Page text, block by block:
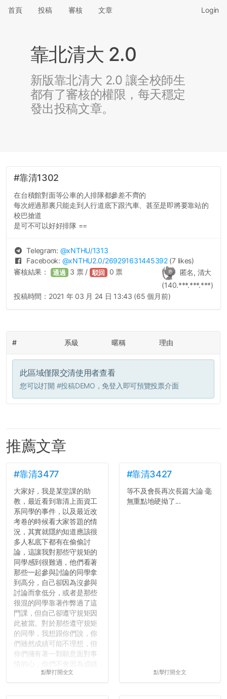
首頁 投稿 審核 文章 Login
靠北清大 2.0
新版靠北清大 2.0 讓全校師生
都有了審核的權限，每天穩定
發出投稿文章。
#靠清1302
在台積館對面等公車的人排隊都參差不齊的
每次經過那裏只能走到人行道底下跟汽車、甚至是即將要靠站的
校巴搶道
是可不可以好好排隊 ==
Telegram: @xNTHU/1313
Facebook: @xNTHU2.0/269291631445392 (7 likes)
匿名, 清大
(140.***.***.***)
審核結果： 通過 3 票 / 駁回 0 票
投稿時間： 2021 年 03 月 24 日 13:43 (65 個月前)
# 系級 暱稱 理由
此區域僅限交清使用者查看
您可以打開 #投稿DEMO ，免登入即可預覽投票介面
推薦文章
#靠清3477
大家好，我是某堂課的助
教，最近看到靠清上面資工
系同學的事件，以及最近改
考卷的時候看大家答題的情
況，其實就隱約知道應該很
多人私底下都有在偷偷討
論，這讓我對那些守規矩的
同學感到很難過，他們看著
那些一起參與討論的同學拿
到高分，自己卻因為沒參與
討論而拿低分，或者是那些
很混的同學靠著作弊過了這
門課，但自己卻遵守規矩因
此被當。對於那些遵守規矩
的同學，我想跟你們說，你
們雖然成績可能不理想，但
你們擁有著一顆願意面對事
壓力而選擇逃避(作弊)，在
點擊打開全文
#靠清3427
等不及會長再次長篇大論 毫
無重點地硬拗了...
點擊打開全文